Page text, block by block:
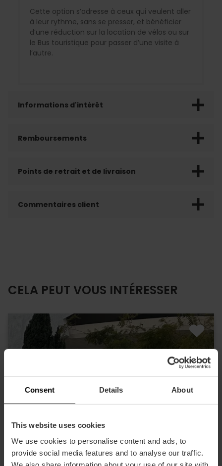
Consent Details About
This website uses cookies
We use cookies to personalise content and ads, to
provide social media features and to analyse our traffic.
Cette option s’adresse à ceux qui veulent aller
à leur rythme, sans se presser, et bénéficier
d’une réduction sur la location de vélos ou sur
le Bus touristique pour passer d’une visite à
l’autre.
Informations d'intérêt
Remboursements
Points de retrait et de livraison
Commentaires client
CELA PEUT VOUS INTÉRESSER